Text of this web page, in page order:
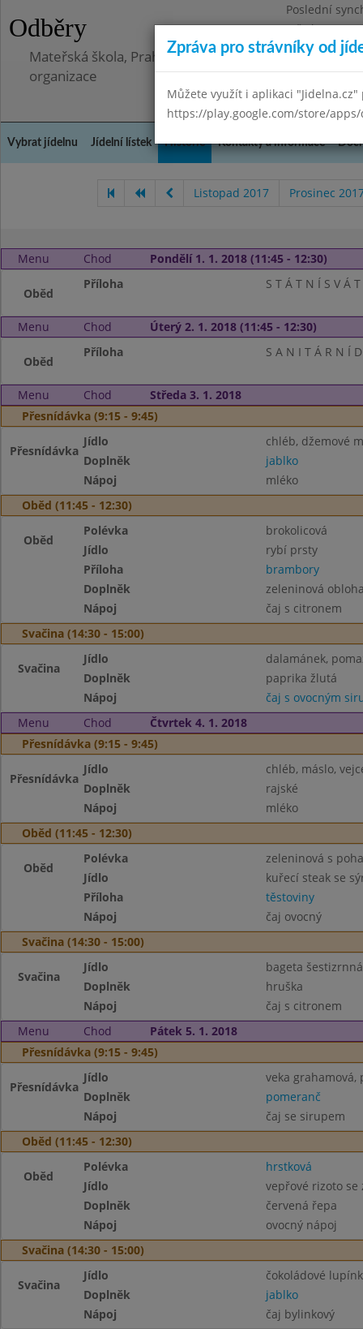
Odběry
Poslední
Středa
Mateřská škola, Praha 5 - Barrandov, Lohniského
organizace
Vybrat jídelnu Jídelní lístek Historie Kontakty a informace
Listopad 2017 Prosinec
Menu Chod Pondělí 1. 1. 2018 (11:45 - 12:30)
Oběd
Příloha S T Á T N Í S V Á T
Menu Chod Úterý 2. 1. 2018 (11:45 - 12:30)
Oběd
Příloha S A N I T Á R N Í
Menu Chod
Středa 3. 1. 2018
Přesnídávka (9:15 - 9:45)
Přesnídávka
Jídlo
chléb, džemové
Doplněk
jablko
Nápoj
mléko
Oběd (11:45 - 12:30)
Oběd
Polévka
brokolicová
Jídlo
rybí prsty
Příloha
brambory
Doplněk
zeleninová
Nápoj
čaj s citronem
Svačina (14:30 - 15:00)
Svačina
Jídlo
dalamánek,
Doplněk
paprika žlutá
Nápoj
čaj s ovocným
Menu
Chod
Čtvrtek 4. 1. 2018
Přesnídávka (9:15 - 9:45)
Přesnídávka
Jídlo
chléb, máslo,
Doplněk
rajské
Nápoj
mléko
Oběd (11:45 - 12:30)
Oběd
Polévka
zeleninová s
Jídlo
kuřecí steak se
Příloha
těstoviny
Nápoj
čaj ovocný
Svačina (14:30 - 15:00)
Svačina
Jídlo
bageta
Doplněk
hruška
Nápoj
čaj s citronem
Menu
Chod
Pátek 5. 1. 2018
Přesnídávka (9:15 - 9:45)
Přesnídávka
Jídlo
veka grahamová,
Doplněk
pomeranč
Nápoj
čaj se sirupem
Oběd (11:45 - 12:30)
Oběd
Polévka
hrstková
Jídlo
vepřové rizoto
Doplněk
červená řepa
Nápoj
ovocný nápoj
Svačina (14:30 - 15:00)
Svačina
Jídlo
čokoládové
Doplněk
jablko
Nápoj
čaj bylinkový
Zpráva pro strávníky od
Můžete využít i aplikaci
https://play.google.com/store/